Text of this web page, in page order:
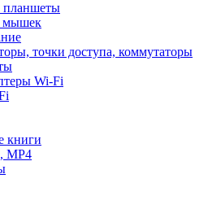
планшеты
мышек
точки доступа, коммутаторы
Wi-Fi
книги
MP4